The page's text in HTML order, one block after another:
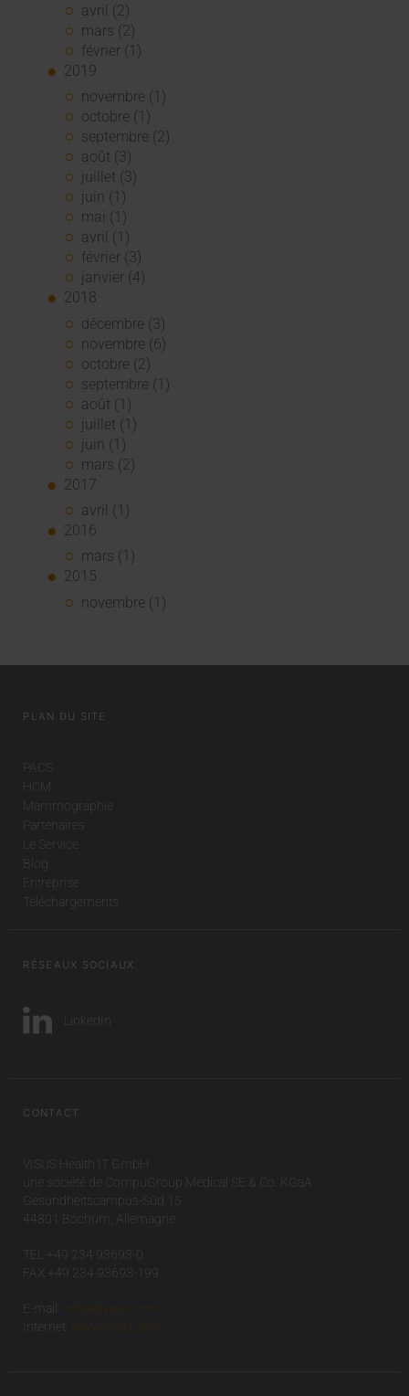
avril (2)
mars (2)
février (1)
2019
novembre (1)
octobre (1)
septembre (2)
août (3)
juillet (3)
juin (1)
mai (1)
avril (1)
février (3)
janvier (4)
2018
décembre (3)
novembre (6)
octobre (2)
septembre (1)
août (1)
juillet (1)
juin (1)
mars (2)
2017
avril (1)
2016
mars (1)
2015
novembre (1)
PLAN DU SITE
PACS
HCM
Mammographie
Partenaires
Le Service
Blog
Entreprise
Téléchargements
RÉSEAUX SOCIAUX
LinkedIn
CONTACT
VISUS Health IT GmbH
une société de CompuGroup Medical SE & Co. KGaA
Gesundheitscampus-Süd 15
44801 Bochum, Allemagne
TÉL +49 234 93693-0
FAX +49 234 93693-199
E-mail:
info(at)visus.com
Internet:
www.visus.com